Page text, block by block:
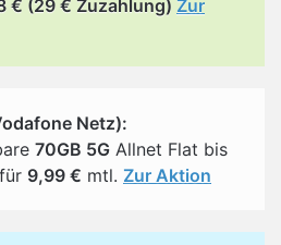
€ (29 € Zuzahlung) Zur
Netz):
70GB 5G Allnet Flat bis
9,99 € mtl. Zur Aktion